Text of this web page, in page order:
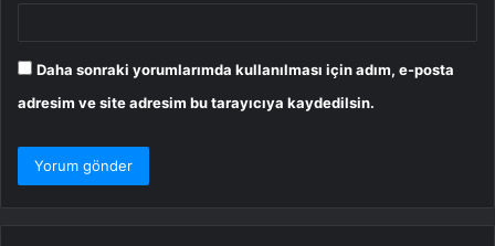
Daha sonraki yorumlarımda kullanılması için adım, e-posta
adresim ve site adresim bu tarayıcıya kaydedilsin.